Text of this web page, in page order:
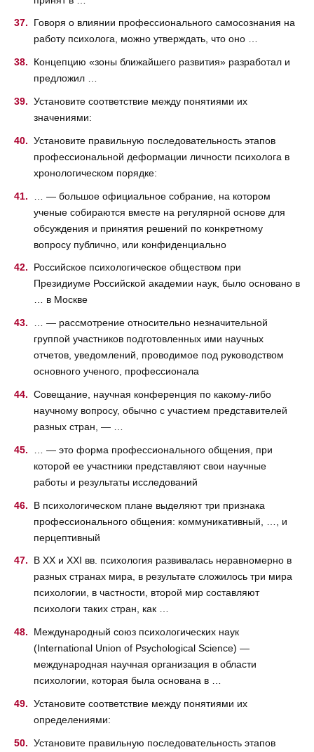
Говоря о влиянии профессионального самосознания на
работу психолога, можно утверждать, что оно …
Концепцию «зоны ближайшего развития» разработал и
предложил …
Установите соответствие между понятиями их
значениями:
Установите правильную последовательность этапов
профессиональной деформации личности психолога в
хронологическом порядке:
… — большое официальное собрание, на котором
ученые собираются вместе на регулярной основе для
обсуждения и принятия решений по конкретному
вопросу публично, или конфиденциально
Российское психологическое обществом при
Президиуме Российской академии наук, было основано в
… в Москве
… — рассмотрение относительно незначительной
группой участников подготовленных ими научных
отчетов, уведомлений, проводимое под руководством
основного ученого, профессионала
Совещание, научная конференция по какому-либо
научному вопросу, обычно с участием представителей
разных стран, — …
… — это форма профессионального общения, при
которой ее участники представляют свои научные
работы и результаты исследований
В психологическом плане выделяют три признака
профессионального общения: коммуникативный, …, и
перцептивный
В XX и XXI вв. психология развивалась неравномерно в
разных странах мира, в результате сложилось три мира
психологии, в частности, второй мир составляют
психологи таких стран, как …
Международный союз психологических наук
(International Union of Psychological Science) —
международная научная организация в области
психологии, которая была основана в …
Установите соответствие между понятиями их
определениями:
Установите правильную последовательность этапов